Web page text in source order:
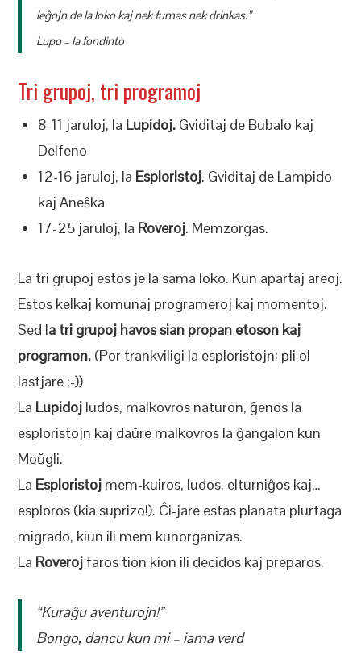
leĝojn de la loko kaj nek fumas nek drinkas.”
Lupo – la fondinto
Tri grupoj, tri programoj
8-11 jaruloj, la Lupidoj. Gviditaj de Bubalo kaj
Delfeno
12-16 jaruloj, la Esploristoj. Gviditaj de Lampido
kaj Aneŝka
17-25 jaruloj, la Roveroj. Memzorgas.
La tri grupoj estos je la sama loko. Kun apartaj areoj.
Estos kelkaj komunaj programeroj kaj momentoj.
Sed la tri grupoj havos sian propan etoson kaj
programon. (Por trankviligi la esploristojn: pli ol
lastjare ;-))
La Lupidoj ludos, malkovros naturon, ĝenos la
esploristojn kaj daŭre malkovros la ĝangalon kun
Moŭgli.
La Esploristoj mem-kuiros, ludos, elturniĝos kaj…
esploros (kia suprizo!). Ĉi-jare estas planata plurtaga
migrado, kiun ili mem kunorganizas.
La Roveroj faros tion kion ili decidos kaj preparos.
“Kuraĝu aventurojn!”
Bongo, dancu kun mi – iama verd